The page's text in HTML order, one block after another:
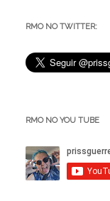
RMO NO TWITTER:
RMO NO YOU TUBE